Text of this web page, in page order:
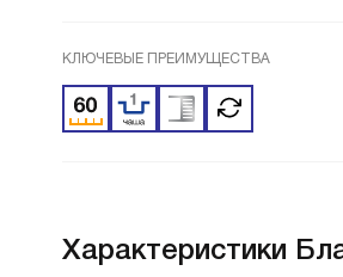
КЛЮЧЕВЫЕ ПРЕИМУЩЕСТВА
Характеристики